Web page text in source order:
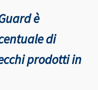
è
di
prodotti in